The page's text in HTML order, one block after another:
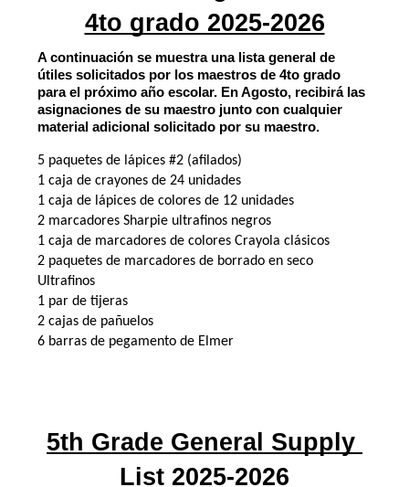
4to grado 2025-2026
A continuación se muestra una lista general de
útiles solicitados por los maestros de 4to grado
para el próximo año escolar. En Agosto, recibirá las
asignaciones de su maestro junto con cualquier
material adicional solicitado por su maestro.
5 paquetes de lápices #2 (afilados)
1 caja de crayones de 24 unidades
1 caja de lápices de colores de 12 unidades
2 marcadores Sharpie ultrafinos negros
1 caja de marcadores de colores Crayola clásicos
2 paquetes de marcadores de borrado en seco
Ultrafinos
1 par de tijeras
2 cajas de pañuelos
6 barras de pegamento de Elmer
5th Grade General Supply
List 2025-2026